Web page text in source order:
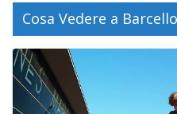
Cosa Vedere a